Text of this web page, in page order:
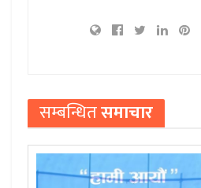
सम्बन्धितसमाचार